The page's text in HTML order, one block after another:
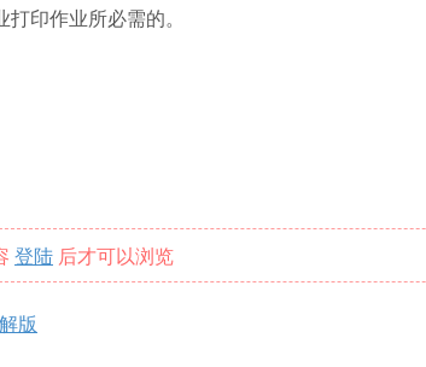
印作业所必需的。
登陆 后才可以浏览
版